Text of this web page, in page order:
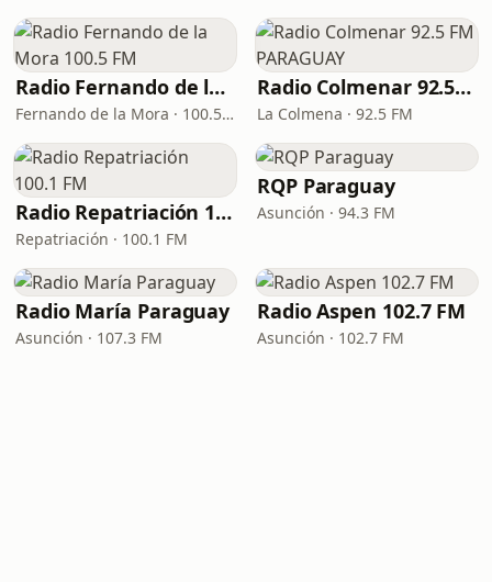
Radio Fernando de la Mora 100.5 FM
Fernando de la Mora · 100.5 FM
Radio Colmenar 92.5 FM PARAGUAY
La Colmena · 92.5 FM
Radio Repatriación 100.1 FM
Repatriación · 100.1 FM
RQP Paraguay
Asunción · 94.3 FM
Radio María Paraguay
Asunción · 107.3 FM
Radio Aspen 102.7 FM
Asunción · 102.7 FM